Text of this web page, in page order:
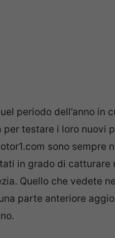
periodo dell’anno in
per testare i loro nuovi
sono sempre
in grado di catturare
Quello che vedete
parte anteriore